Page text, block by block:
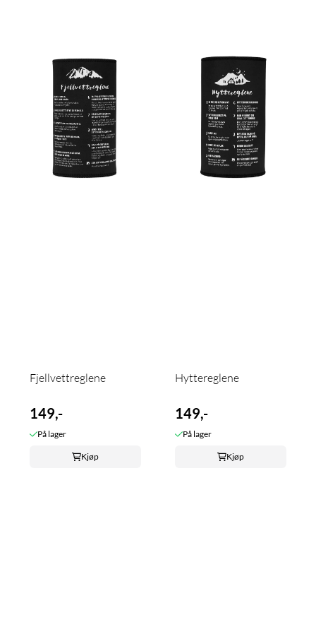
Fjellvettreglene
149,-
På lager
Kjøp
Hyttereglene
149,-
På lager
Kjøp